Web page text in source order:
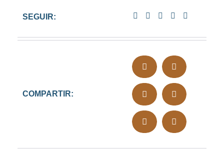
SEGUIR:
COMPARTIR: